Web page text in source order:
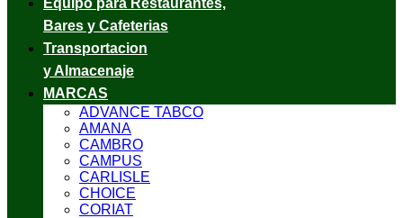
Equipo para Restaurantes,
Bares y Cafeterias
Transportacion
y Almacenaje
MARCAS
ADVANCE TABCO
AMANA
CAMBRO
CAMPUS
CARLISLE
CHOICE
CORIAT